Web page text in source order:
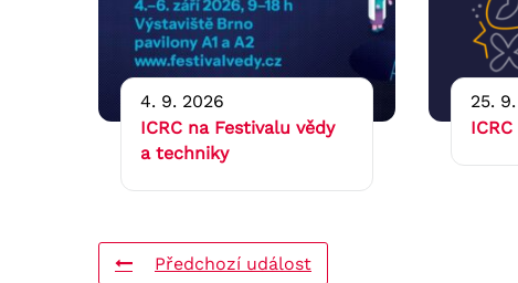
4. 9. 2026
ICRC na Festivalu vědy
a techniky
25.
Předchozí událost